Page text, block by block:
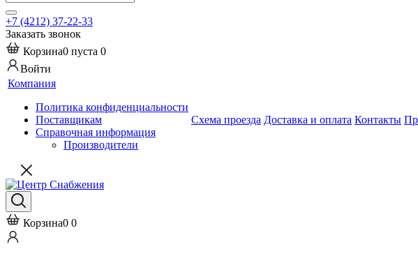
+7 (4212) 37-22-33
Заказать звонок
Корзина0 пуста 0
Войти
Компания
Политика конфиденциальности
Поставщикам
Справочная информация
Производители
Схема проезда Доставка и оплата Контакты
Корзина0 0